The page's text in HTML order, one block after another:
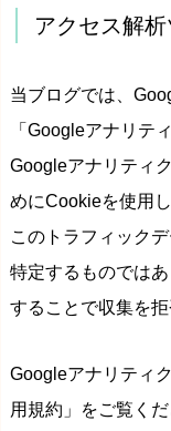
アクセス解
当ブログでは、
「Googleアナリテ
Googleアナリティ
めにCookieを使用し
このトラフィック
特定するものでは
することで収集を
Googleアナリティ
用規約」をご覧くだ